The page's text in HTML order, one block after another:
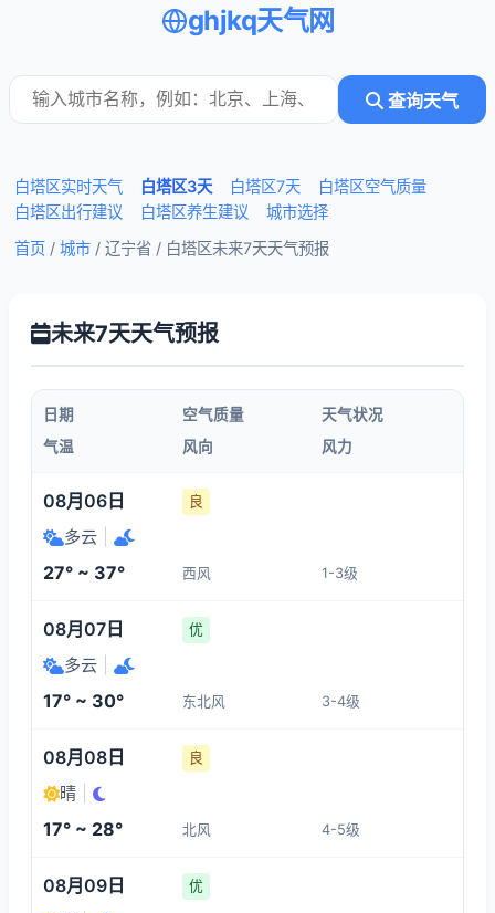
ghjkq天气网
查询天气
白塔区实时天气 白塔区3天 白塔区7天
白塔区空气质量
白塔区出行建议
白塔区养生建议
城市选择
首页 / 城市 / 辽宁省 / 白塔区未来7天天气预报
未来7天天气预报
日期 空气质量
天气状况
气温
风向 风力
08月06日 良
多云
27° ~ 37° 西风 1-3级
08月07日 优
多云
17° ~ 30° 东北风 3-4级
08月08日 良
晴
17° ~ 28° 北风 4-5级
08月09日 优